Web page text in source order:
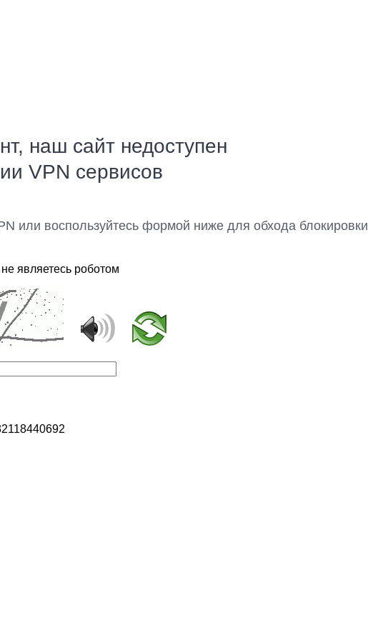
наш сайт недоступен
VPN сервисов
или воспользуйтесь формой ниже для обхода блокировки
являетесь роботом